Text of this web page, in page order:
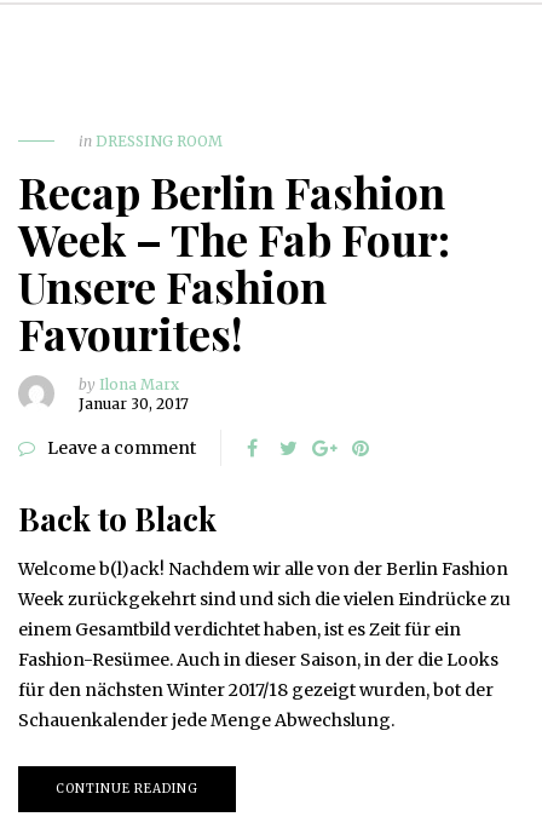
in DRESSING ROOM
Recap Berlin Fashion
Week – The Fab Four:
Unsere Fashion
Favourites!
by Ilona Marx
Januar 30, 2017
Leave a comment
Back to Black
Welcome b(l)ack! Nachdem wir alle von der Berlin Fashion
Week zurückgekehrt sind und sich die vielen Eindrücke zu
einem Gesamtbild verdichtet haben, ist es Zeit für ein
Fashion-Resümee. Auch in dieser Saison, in der die Looks
für den nächsten Winter 2017/18 gezeigt wurden, bot der
Schauenkalender jede Menge Abwechslung.
CONTINUE READING